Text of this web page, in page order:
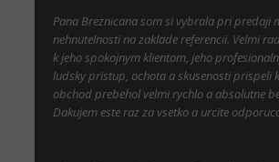
Pana Breznicana som si vybrala pri predaji
nehnutelnosti na zaklade referencii. Velmi
k jeho spokojnym klientom, jeho
ludsky pristup, ochota a skusenosti prispeli
obchod prebehol velmi rychlo a absolutne
Dakujem este raz za vsetko a urcite